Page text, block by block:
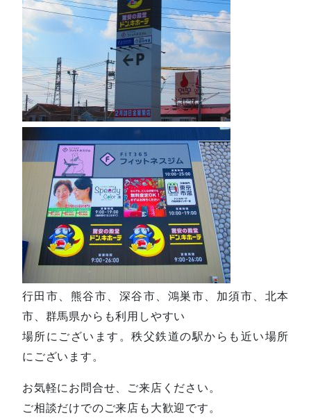
行田市、熊谷市、深谷市、鴻巣市、加須市、北本
市、群馬県からも利用しやすい
場所にございます。秩父鉄道の駅からも近い場所
にございます。
お気軽にお問合せ、ご来店ください。
ご相談だけでのご来店も大歓迎です。